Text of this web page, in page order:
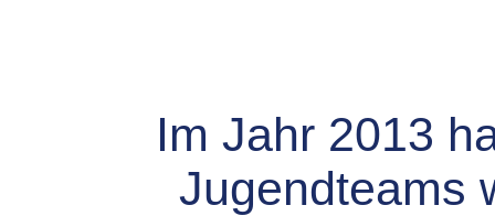
Im Jahr 2013
Jugendteams